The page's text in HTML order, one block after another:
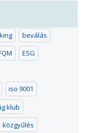
beválás
ESG
iso 9001
klub
közgyűlés